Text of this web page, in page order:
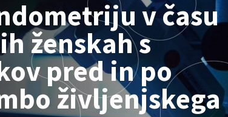
v času
ženskah s
pred in po
življenjskega